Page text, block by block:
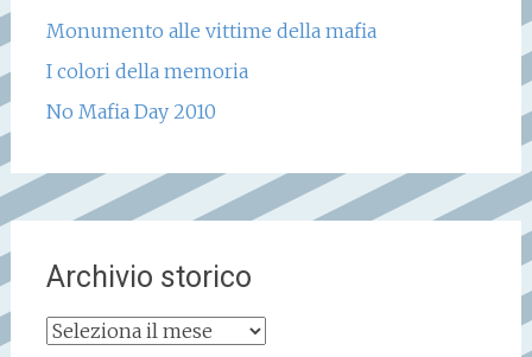
Monumento alle vittime della mafia
I colori della memoria
No Mafia Day 2010
Archivio storico
Archivio